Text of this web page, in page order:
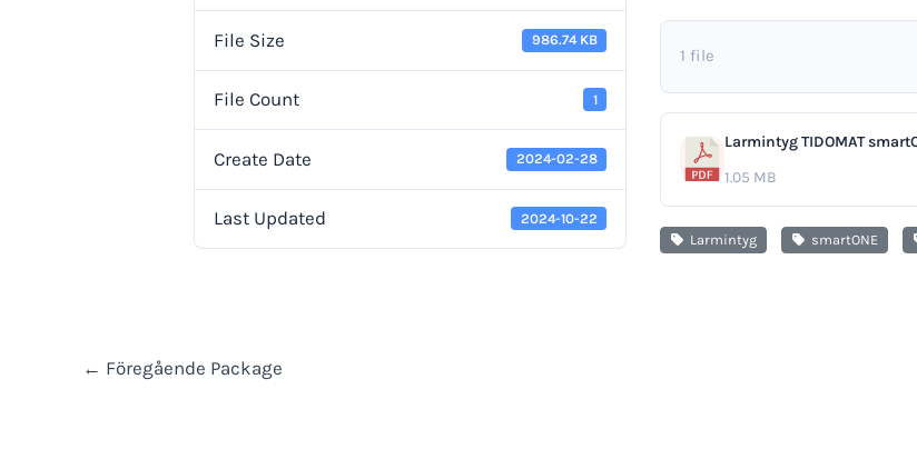
File Size 986.74 KB
File Count 1
Create Date 2024-02-28
Last Updated 2024-10-22
1 file
Larmintyg TIDOMAT
1.05 MB
Larmintyg smartONE
← Föregående Package